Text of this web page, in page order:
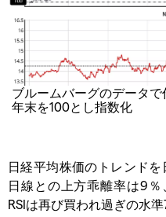
ブルームバーグのデータ
年末を100とし指数化
日経平均株価のトレンド
日線との上方乖離率は9％
RSIは再び買われ過ぎの水準